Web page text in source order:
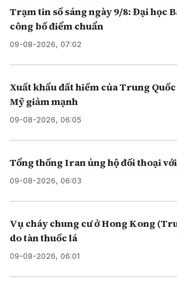
Trạm tin số sáng ngày 9/8: Đại học
công bố điểm chuẩn
09-08-2026, 07:02
Xuất khẩu đất hiếm của Trung
Mỹ giảm mạnh
09-08-2026, 06:05
Tổng thống Iran ủng hộ đối thoại
09-08-2026, 06:03
Vụ cháy chung cư ở Hong Kong
do tàn thuốc lá
09-08-2026, 06:01